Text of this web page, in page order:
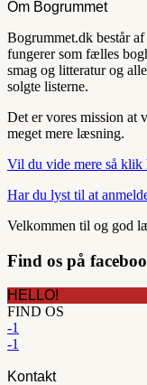
Om Bogrummet
Bogrummet.dk består
fungerer som fælles
smag og litteratur og
solgte listerne.
Det er vores mission at
meget mere læsning.
Vil du vide mere så klik
Har du lyst til at
Velkommen til og god
Find os på
HELLO!
FIND OS
-1
-1
Kontakt